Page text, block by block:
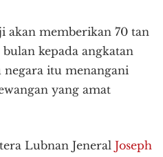
akan memberikan 70 tan
kepada angkatan
itu menangani
yang amat
Lubnan Jeneral Joseph